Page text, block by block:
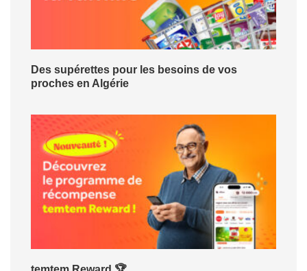
Des supérettes pour les besoins de vos
proches en Algérie